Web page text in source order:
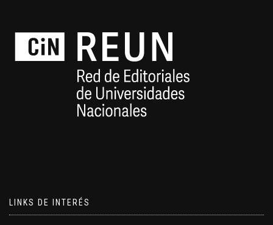
LINKS DE INTERÉS